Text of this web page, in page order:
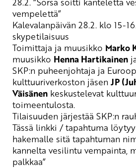
vempelettä”
Kalevalanpäivän 28.2. klo 15-
skypetilaisuus
Toimittaja ja muusikko Marko
muusikko Henna Hartikainen
SKP:n puheenjohtaja ja
kulttuuriverkoston jäsen JP
Väisänen keskustelevat
toimeentulosta.
Tilaisuuden järjestää SKP:n
Tässä linkki / tapahtuma
hakemalle sitä tapahtuman
kannelta vesilintu vempainta,
palkkaa”